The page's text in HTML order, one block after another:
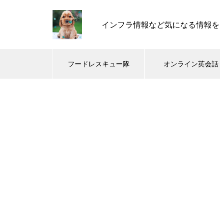
インフラ情報など気になる情報
フードレスキュー隊 オンライン英会話